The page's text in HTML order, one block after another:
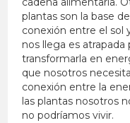
plantas son la base
conexión entre el sol
nos llega es
transformarla en
que nosotros
conexión entre la
las plantas nosotros
no podríamos vivir.